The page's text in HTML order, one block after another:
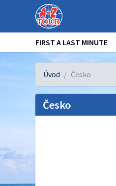
FIRST A LAST MINUTE
Úvod Česko
Česko